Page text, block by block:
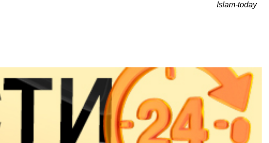
Islam-today